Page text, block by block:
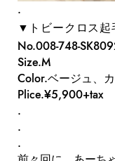
.
▼トビークロス起
No.008-748-
Size.M
Color.ベージュ、
Plice.¥5,900+tax
.
.
.